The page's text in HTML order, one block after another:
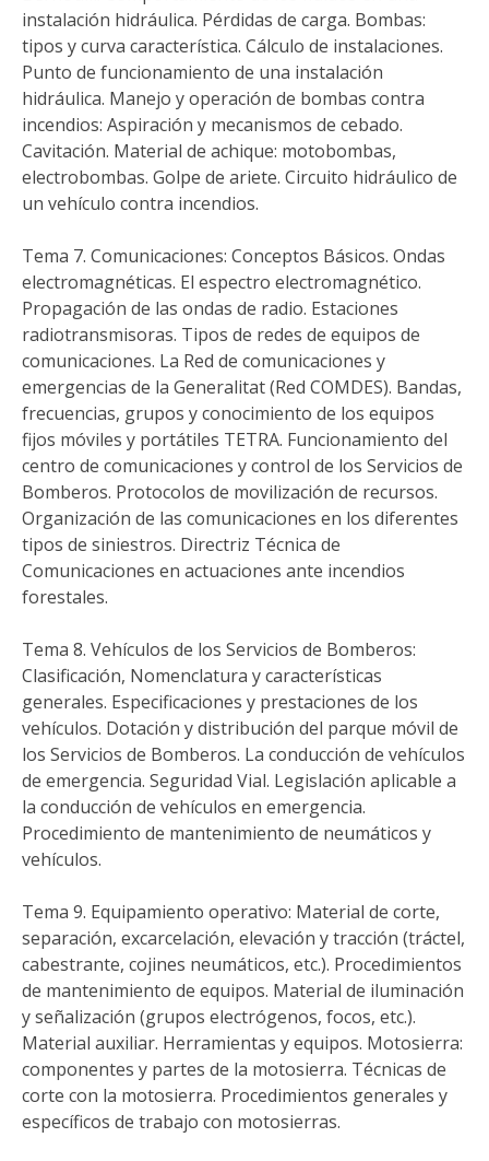
instalación hidráulica. Pérdidas de carga. Bombas:
tipos y curva característica. Cálculo de instalaciones.
Punto de funcionamiento de una instalación
hidráulica. Manejo y operación de bombas contra
incendios: Aspiración y mecanismos de cebado.
Cavitación. Material de achique: motobombas,
electrobombas. Golpe de ariete. Circuito hidráulico de
un vehículo contra incendios.
Tema 7. Comunicaciones: Conceptos Básicos. Ondas
electromagnéticas. El espectro electromagnético.
Propagación de las ondas de radio. Estaciones
radiotransmisoras. Tipos de redes de equipos de
comunicaciones. La Red de comunicaciones y
emergencias de la Generalitat (Red COMDES). Bandas,
frecuencias, grupos y conocimiento de los equipos
fijos móviles y portátiles TETRA. Funcionamiento del
centro de comunicaciones y control de los Servicios de
Bomberos. Protocolos de movilización de recursos.
Organización de las comunicaciones en los diferentes
tipos de siniestros. Directriz Técnica de
Comunicaciones en actuaciones ante incendios
forestales.
Tema 8. Vehículos de los Servicios de Bomberos:
Clasificación, Nomenclatura y características
generales. Especificaciones y prestaciones de los
vehículos. Dotación y distribución del parque móvil de
los Servicios de Bomberos. La conducción de vehículos
de emergencia. Seguridad Vial. Legislación aplicable a
la conducción de vehículos en emergencia.
Procedimiento de mantenimiento de neumáticos y
vehículos.
Tema 9. Equipamiento operativo: Material de corte,
separación, excarcelación, elevación y tracción (tráctel,
cabestrante, cojines neumáticos, etc.). Procedimientos
de mantenimiento de equipos. Material de iluminación
y señalización (grupos electrógenos, focos, etc.).
Material auxiliar. Herramientas y equipos. Motosierra:
componentes y partes de la motosierra. Técnicas de
corte con la motosierra. Procedimientos generales y
específicos de trabajo con motosierras.